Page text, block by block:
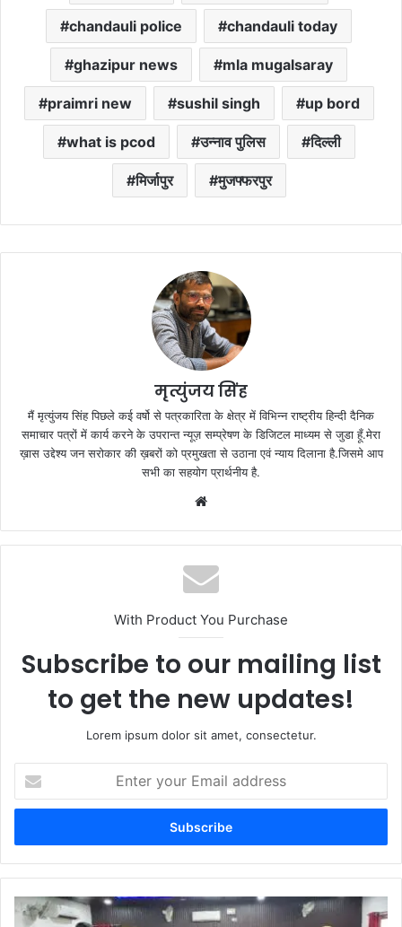
chandauli police chandauli today
ghazipur news mla mugalsaray
praimri new sushil singh up bord
what is pcod उन्नाव पुलिस दिल्ली
मिर्जापुर मुजफ्फरपुर
मृत्युंजय सिंह
मैं मृत्युंजय सिंह पिछले कई वर्षो से पत्रकारिता के क्षेत्र में विभिन्न राष्ट्रीय हिन्दी दैनिक
समाचार पत्रों में कार्य करने के उपरान्त न्यूज़ सम्प्रेषण के डिजिटल माध्यम से जुडा हूँ.मेरा
ख़ास उद्देश्य जन सरोकार की ख़बरों को प्रमुखता से उठाना एवं न्याय दिलाना है.जिसमे आप
सभी का सहयोग प्रार्थनीय है.
With Product You Purchase
Subscribe to our mailing list
to get the new updates!
Lorem ipsum dolor sit amet, consectetur.
your
Email